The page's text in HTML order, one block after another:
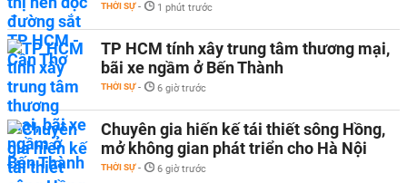
THỜI SỰ - 1 phút trước
TP HCM tính xây trung tâm thương mại,
bãi xe ngầm ở Bến Thành
THỜI SỰ - 6 giờ trước
Chuyên gia hiến kế tái thiết sông Hồng,
mở không gian phát triển cho Hà Nội
THỜI SỰ - 6 giờ trước